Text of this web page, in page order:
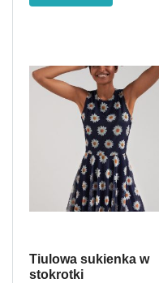
Tiulowa sukienka w
stokrotki